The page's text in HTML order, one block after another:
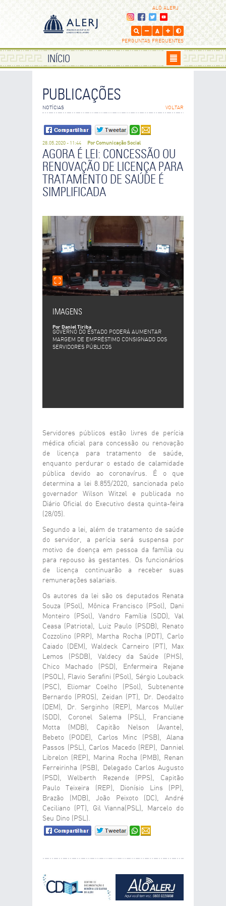
ALÔ ALERJ
PERGUNTAS FREQUENTES
INÍCIO
PUBLICAÇÕES
NOTÍCIAS VOLTAR
28.05.2020 - 11:44 Por Comunicação Social
AGORA É LEI: CONCESSÃO OU
RENOVAÇÃO DE LICENÇA PARA
TRATAMENTO DE SAÚDE É
SIMPLIFICADA
IMAGENS
Por Daniel Tiriba
GOVERNO DO ESTADO PODERÁ AUMENTAR
MARGEM DE EMPRÉSTIMO CONSIGNADO DOS
SERVIDORES PÚBLICOS
Servidores públicos estão livres de perícia
médica oficial para concessão ou renovação
de licença para tratamento de saúde,
enquanto perdurar o estado de calamidade
pública devido ao coronavírus. É o que
determina a lei 8.855/2020, sancionada pelo
governador Wilson Witzel e publicada no
Diário Oficial do Executivo desta quinta-feira
(28/05).
Segundo a lei, além de tratamento de saúde
do servidor, a perícia será suspensa por
motivo de doença em pessoa da família ou
para repouso às gestantes. Os funcionários
de licença continuarão a receber suas
remunerações salariais.
Os autores da lei são os deputados Renata
Souza (PSol), Mônica Francisco (PSol), Dani
Monteiro (PSol), Vandro Família (SDD), Val
Ceasa (Patriota), Luiz Paulo (PSDB), Renato
Cozzolino (PRP), Martha Rocha (PDT), Carlo
Caiado (DEM), Waldeck Carneiro (PT), Max
Lemos (PSDB), Valdecy da Saúde (PHS),
Chico Machado (PSD), Enfermeira Rejane
(PSOL), Flavio Serafini (PSol), Sérgio Louback
(PSC), Eliomar Coelho (PSol), Subtenente
Bernardo (PROS), Zeidan (PT), Dr. Deodalto
(DEM), Dr. Serginho (REP), Marcos Muller
(SDD), Coronel Salema (PSL), Franciane
Motta (MDB), Capitão Nelson (Avante),
Bebeto (PODE), Carlos Minc (PSB), Alana
Passos (PSL), Carlos Macedo (REP), Danniel
Librelon (REP), Marina Rocha (PMB), Renan
Ferreirinha (PSB), Delegado Carlos Augusto
(PSD), Welberth Rezende (PPS), Capitão
Paulo Teixeira (REP), Dionísio Lins (PP),
Brazão (MDB), João Peixoto (DC), André
Ceciliano (PT), Gil Vianna(PSL), Marcelo do
Seu Dino (PSL).
ENVIE POR E-MAIL
Os campos que contém são de preenchimento obrigatório.
SEU NOME
SEU E-MAIL
E-MAIL DO DESTINATÁRIO
DESEJA RECEBER UMA CÓPIA DA MENSAGEM?
NÃO
SEU COMENTÁRIO